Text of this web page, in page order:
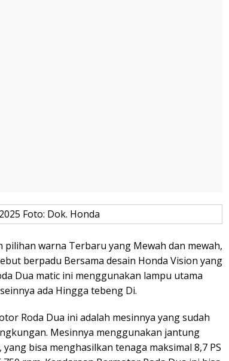
Foto: Dok. Honda
warna Terbaru yang Mewah dan mewah,
berpadu Bersama desain Honda Vision yang
Dua matic ini menggunakan lampu utama
ada Hingga tebeng Di.
Roda Dua ini adalah mesinnya yang sudah
Mesinnya menggunakan jantung
yang bisa menghasilkan tenaga maksimal 8,7 PS